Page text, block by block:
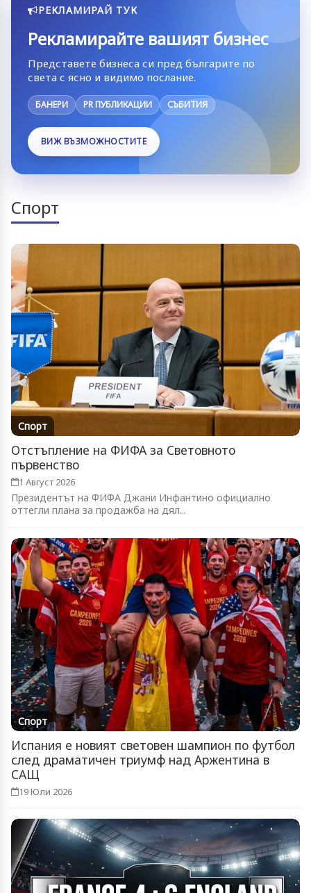
РЕКЛАМИРАЙ ТУК
Рекламирайте вашият бизнес
Представете бизнеса си пред българите по
света с ясно и видимо послание.
БАНЕРИ PR ПУБЛИКАЦИИ СЪБИТИЯ
ВИЖ ВЪЗМОЖНОСТИТЕ
Спорт
Спорт
Отстъпление на ФИФА за Световното
първенство
1 Август 2026
Президентът на ФИФА Джани Инфантино официално
оттегли плана за продажба на дял...
Спорт
Испания е новият световен шампион по футбол
след драматичен триумф над Аржентина в
САЩ
19 Юли 2026